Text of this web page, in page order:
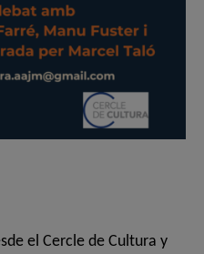
el Cercle de Cultura y